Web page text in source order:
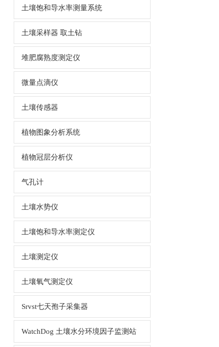
土壤饱和导水率测量系统
土壤采样器 取土钻
堆肥腐熟度测定仪
微量点滴仪
土壤传感器
植物图象分析系统
植物冠层分析仪
气孔计
土壤水势仪
土壤饱和导水率测定仪
土壤测定仪
土壤氧气测定仪
Srvst七天孢子采集器
WatchDog 土壤水分环境因子监测站